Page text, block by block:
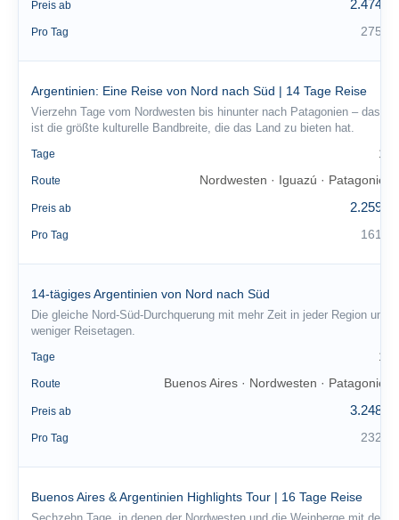
Preis ab 2.474 €
Pro Tag 275 €
Argentinien: Eine Reise von Nord nach Süd | 14 Tage Reise
Vierzehn Tage vom Nordwesten bis hinunter nach Patagonien – das
ist die größte kulturelle Bandbreite, die das Land zu bieten hat.
Tage 14
Route Nordwesten · Iguazú · Patagonien
Preis ab 2.259 €
Pro Tag 161 €
14-tägiges Argentinien von Nord nach Süd
Die gleiche Nord-Süd-Durchquerung mit mehr Zeit in jeder Region und
weniger Reisetagen.
Tage 14
Route Buenos Aires · Nordwesten · Patagonien
Preis ab 3.248 €
Pro Tag 232 €
Buenos Aires & Argentinien Highlights Tour | 16 Tage Reise